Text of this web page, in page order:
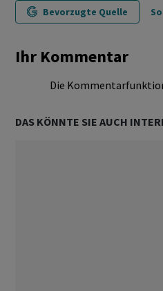
Bevorzugte Quelle
Ihr Kommentar
Die
DAS KÖNNTE SIE AUCH